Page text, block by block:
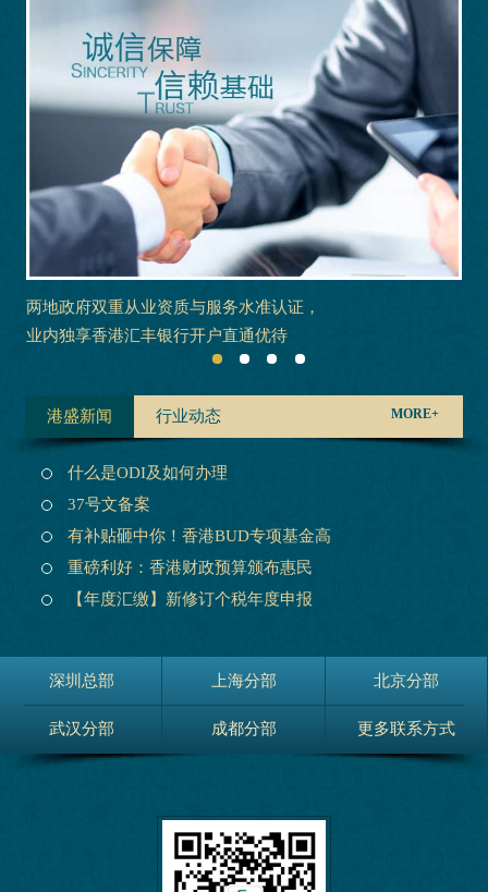
两地政府双重从业资质与服务水准认证，
业内独享香港汇丰银行开户直通优待
港盛新闻 行业动态 MORE+
什么是ODI及如何办理
37号文备案
有补贴砸中你！香港BUD专项基金高
重磅利好：香港财政预算颁布惠民
【年度汇缴】新修订个税年度申报
深圳总部 上海分部 北京分部
武汉分部 成都分部 更多联系方式